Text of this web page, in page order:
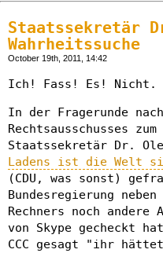
Staatssekretär
Wahrheitssuche
October 19th, 2011, 14:42
Ich! Fass! Es! Nicht.
In der Fragerunde
Rechtsausschusses
Staatssekretär Dr.
Ladens ist die Welt
(CDU, was sonst)
Bundesregierung neben
Rechners noch andere
von Skype gecheckt
CCC gesagt "ihr